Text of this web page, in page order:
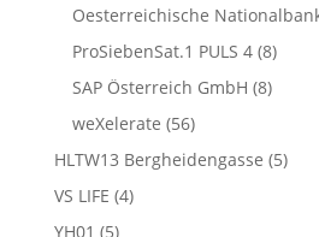
Oesterreichische
ProSiebenSat.1 PULS 4(8)
SAP Österreich GmbH (8)
weXelerate (56)
HLTW13 Bergheidengasse (5)
VS LIFE (4)
YH01 (5)